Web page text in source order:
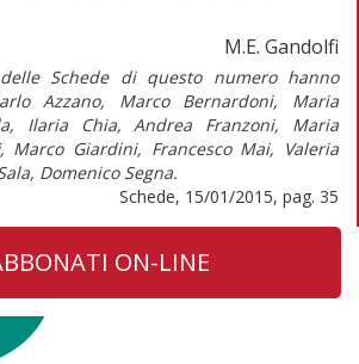
M.E. Gandolfi
Schede di questo numero hanno
Azzano, Marco Bernardoni, Maria
Ilaria Chia, Andrea Franzoni, Maria
Marco Giardini, Francesco Mai, Valeria
Domenico Segna.
Schede, 15/01/2015, pag. 35
ON-LINE